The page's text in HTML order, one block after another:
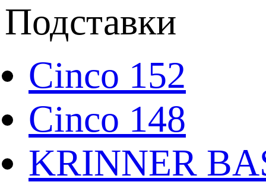
Подставки
Cinco 152
Cinco 148
KRINNER